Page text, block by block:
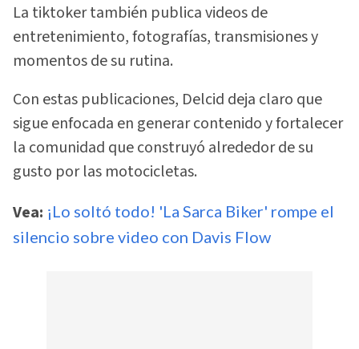
La tiktoker también publica videos de
entretenimiento, fotografías, transmisiones y
momentos de su rutina.
Con estas publicaciones, Delcid deja claro que
sigue enfocada en generar contenido y fortalecer
la comunidad que construyó alrededor de su
gusto por las motocicletas.
Vea: ¡Lo soltó todo! 'La Sarca Biker' rompe el
silencio sobre video con Davis Flow